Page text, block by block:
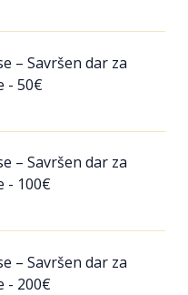
– Savršen dar za
- 50€
– Savršen dar za
- 100€
– Savršen dar za
- 200€